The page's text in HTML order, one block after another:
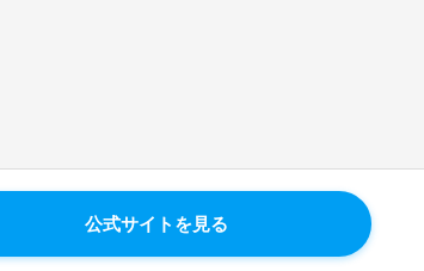
公式サイトを見る